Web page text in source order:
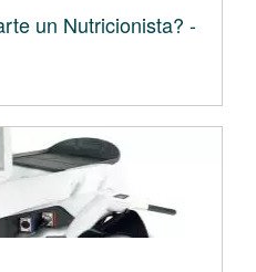
un Nutricionista? -